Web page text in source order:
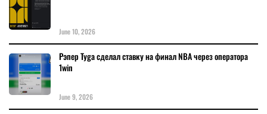
June 10, 2026
Рэпер Tyga сделал ставку на финал NBA через оператора
1win
June 9, 2026